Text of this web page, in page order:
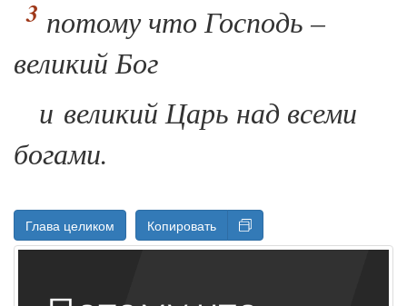
потому что Господь –
великий Бог
и великий Царь над всеми
богами.
Глава целиком Копировать